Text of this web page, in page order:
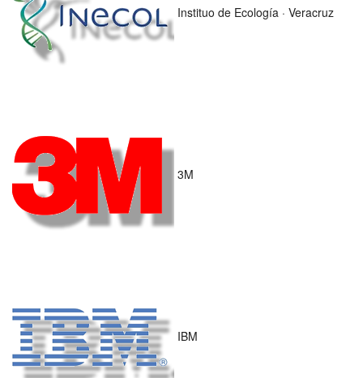
Instituo de Ecología · Veracruz
3M
IBM